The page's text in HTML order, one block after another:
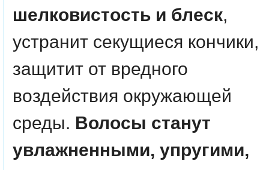
шелковистость и блеск,
устранит секущиеся кончики,
защитит от вредного
воздействия окружающей
среды. Волосы станут
увлажненными, упругими,